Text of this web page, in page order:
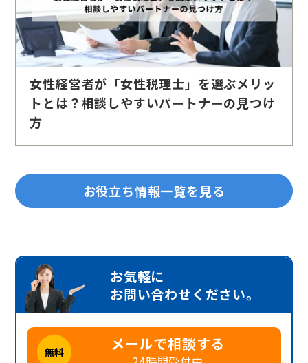
女性経営者が「女性税理士」を選ぶメリッ
トとは？相談しやすいパートナーの見つけ
方
お役立ち情報一覧を見る
お気軽に
お問い合わせください。
無料 メールで相談する